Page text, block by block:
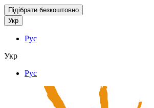
Підібрати безкоштовно
Укр
Рус
Укр
Рус